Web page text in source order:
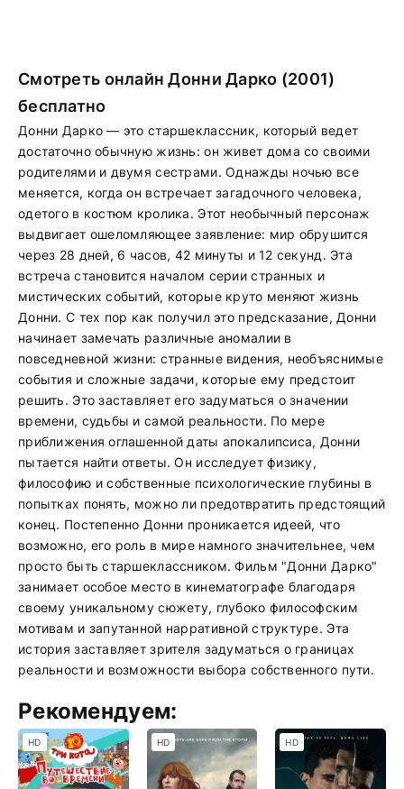
Смотреть онлайн Донни Дарко (2001)
бесплатно
Донни Дарко — это старшеклассник, который ведет
достаточно обычную жизнь: он живет дома со своими
родителями и двумя сестрами. Однажды ночью все
меняется, когда он встречает загадочного человека,
одетого в костюм кролика. Этот необычный персонаж
выдвигает ошеломляющее заявление: мир обрушится
через 28 дней, 6 часов, 42 минуты и 12 секунд. Эта
встреча становится началом серии странных и
мистических событий, которые круто меняют жизнь
Донни. С тех пор как получил это предсказание, Донни
начинает замечать различные аномалии в
повседневной жизни: странные видения, необъяснимые
события и сложные задачи, которые ему предстоит
решить. Это заставляет его задуматься о значении
времени, судьбы и самой реальности. По мере
приближения оглашенной даты апокалипсиса, Донни
пытается найти ответы. Он исследует физику,
философию и собственные психологические глубины в
попытках понять, можно ли предотвратить предстоящий
конец. Постепенно Донни проникается идеей, что
возможно, его роль в мире намного значительнее, чем
просто быть старшеклассником. Фильм "Донни Дарко"
занимает особое место в кинематографе благодаря
своему уникальному сюжету, глубоко философским
мотивам и запутанной нарративной структуре. Эта
история заставляет зрителя задуматься о границах
реальности и возможности выбора собственного пути.
Рекомендуем:
HD HD HD